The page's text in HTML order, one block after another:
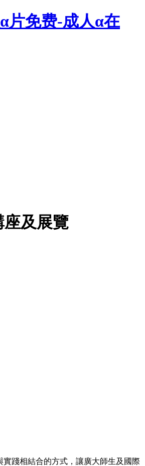
片免费-成人α在
及展覽
踐相結合的方式，讓廣大師生及國際